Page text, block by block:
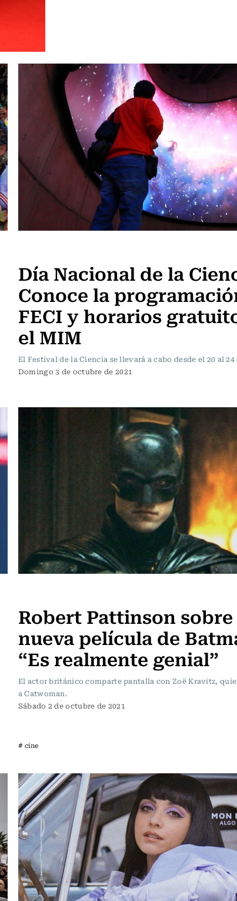
Día Nacional de la
Conoce la
FECI y horarios
el MIM
El Festival de la Ciencia se llevará a cabo desde el 20 al
Domingo 3 de octubre de 2021
Robert Pattinson
nueva película de
“Es realmente genial”
El actor británico comparte pantalla con Zoë Kravitz,
a Catwoman.
Sábado 2 de octubre de 2021
# cine